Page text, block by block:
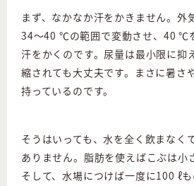
まず、なかなか汗をかきません。外
34〜40 ℃の範囲で変動させ、40 ℃
汗をかくのです。尿量は最小限に抑
縮されても大丈夫です。まさに暑さ
持っているのです。
そうはいっても、水を全く飲まなく
ありません。脂肪を使えばこぶは小
そして、水場につけば一度に100 ℓ